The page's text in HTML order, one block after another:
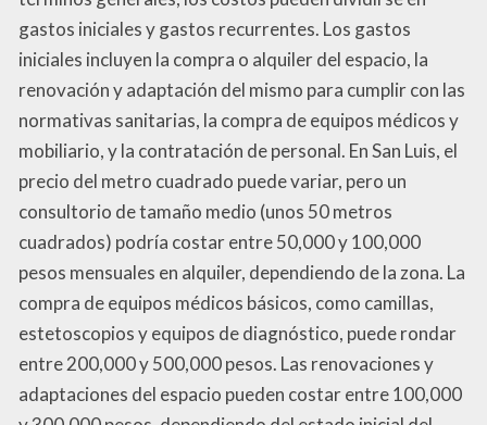
gastos iniciales y gastos recurrentes. Los gastos
iniciales incluyen la compra o alquiler del espacio, la
renovación y adaptación del mismo para cumplir con las
normativas sanitarias, la compra de equipos médicos y
mobiliario, y la contratación de personal. En San Luis, el
precio del metro cuadrado puede variar, pero un
consultorio de tamaño medio (unos 50 metros
cuadrados) podría costar entre 50,000 y 100,000
pesos mensuales en alquiler, dependiendo de la zona. La
compra de equipos médicos básicos, como camillas,
estetoscopios y equipos de diagnóstico, puede rondar
entre 200,000 y 500,000 pesos. Las renovaciones y
adaptaciones del espacio pueden costar entre 100,000